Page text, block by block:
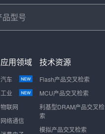
应用领域
汽车
工业
物联网
网络通信
技术资源
Flash产品交叉检索
MCU产品交叉检索
利基型DRAM产品交叉检
索
模拟产品交叉检索